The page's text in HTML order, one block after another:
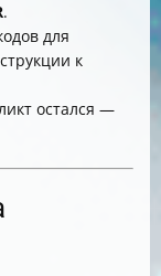
.
для
к
остался —